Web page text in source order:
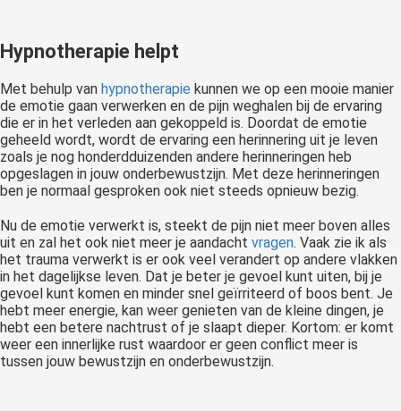
Hypnotherapie helpt
Met behulp van hypnotherapie kunnen we op een mooie manier
de emotie gaan verwerken en de pijn weghalen bij de ervaring
die er in het verleden aan gekoppeld is. Doordat de emotie
geheeld wordt, wordt de ervaring een herinnering uit je leven
zoals je nog honderdduizenden andere herinneringen heb
opgeslagen in jouw onderbewustzijn. Met deze herinneringen
ben je normaal gesproken ook niet steeds opnieuw bezig.
Nu de emotie verwerkt is, steekt de pijn niet meer boven alles
uit en zal het ook niet meer je aandacht vragen. Vaak zie ik als
het trauma verwerkt is er ook veel verandert op andere vlakken
in het dagelijkse leven. Dat je beter je gevoel kunt uiten, bij je
gevoel kunt komen en minder snel geïrriteerd of boos bent. Je
hebt meer energie, kan weer genieten van de kleine dingen, je
hebt een betere nachtrust of je slaapt dieper. Kortom: er komt
weer een innerlijke rust waardoor er geen conflict meer is
tussen jouw bewustzijn en onderbewustzijn.